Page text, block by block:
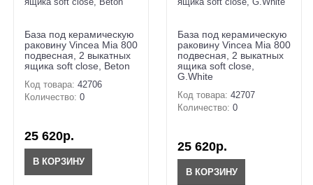
База под керамическую
раковину Vincea Mia 800
подвесная, 2 выкатных
ящика soft close, Beton
Код товара: 42706
Количество: 0
25 620р.
В КОРЗИНУ
База под керамическую
раковину Vincea Mia 800
подвесная, 2 выкатных
ящика soft close,
G.White
Код товара: 42707
Количество: 0
25 620р.
В КОРЗИНУ